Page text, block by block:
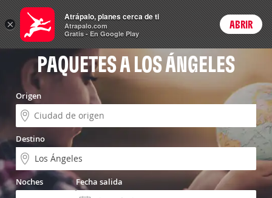
Vuelo+Hotel Login
PAQUETES A LOS ÁNGELES
Origen
Destino
Noches Fecha salida
×
Atrápalo, planes cerca de ti
Atrapalo.com
Gratis - En Google Play
ABRIR